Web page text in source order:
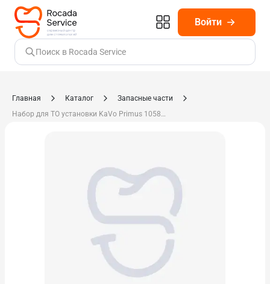
Войти
Поиск в Rocada Service
Главная Каталог
Запасные части
Набор для ТО установки KaVo Primus 1058\Е50 1.010.7975